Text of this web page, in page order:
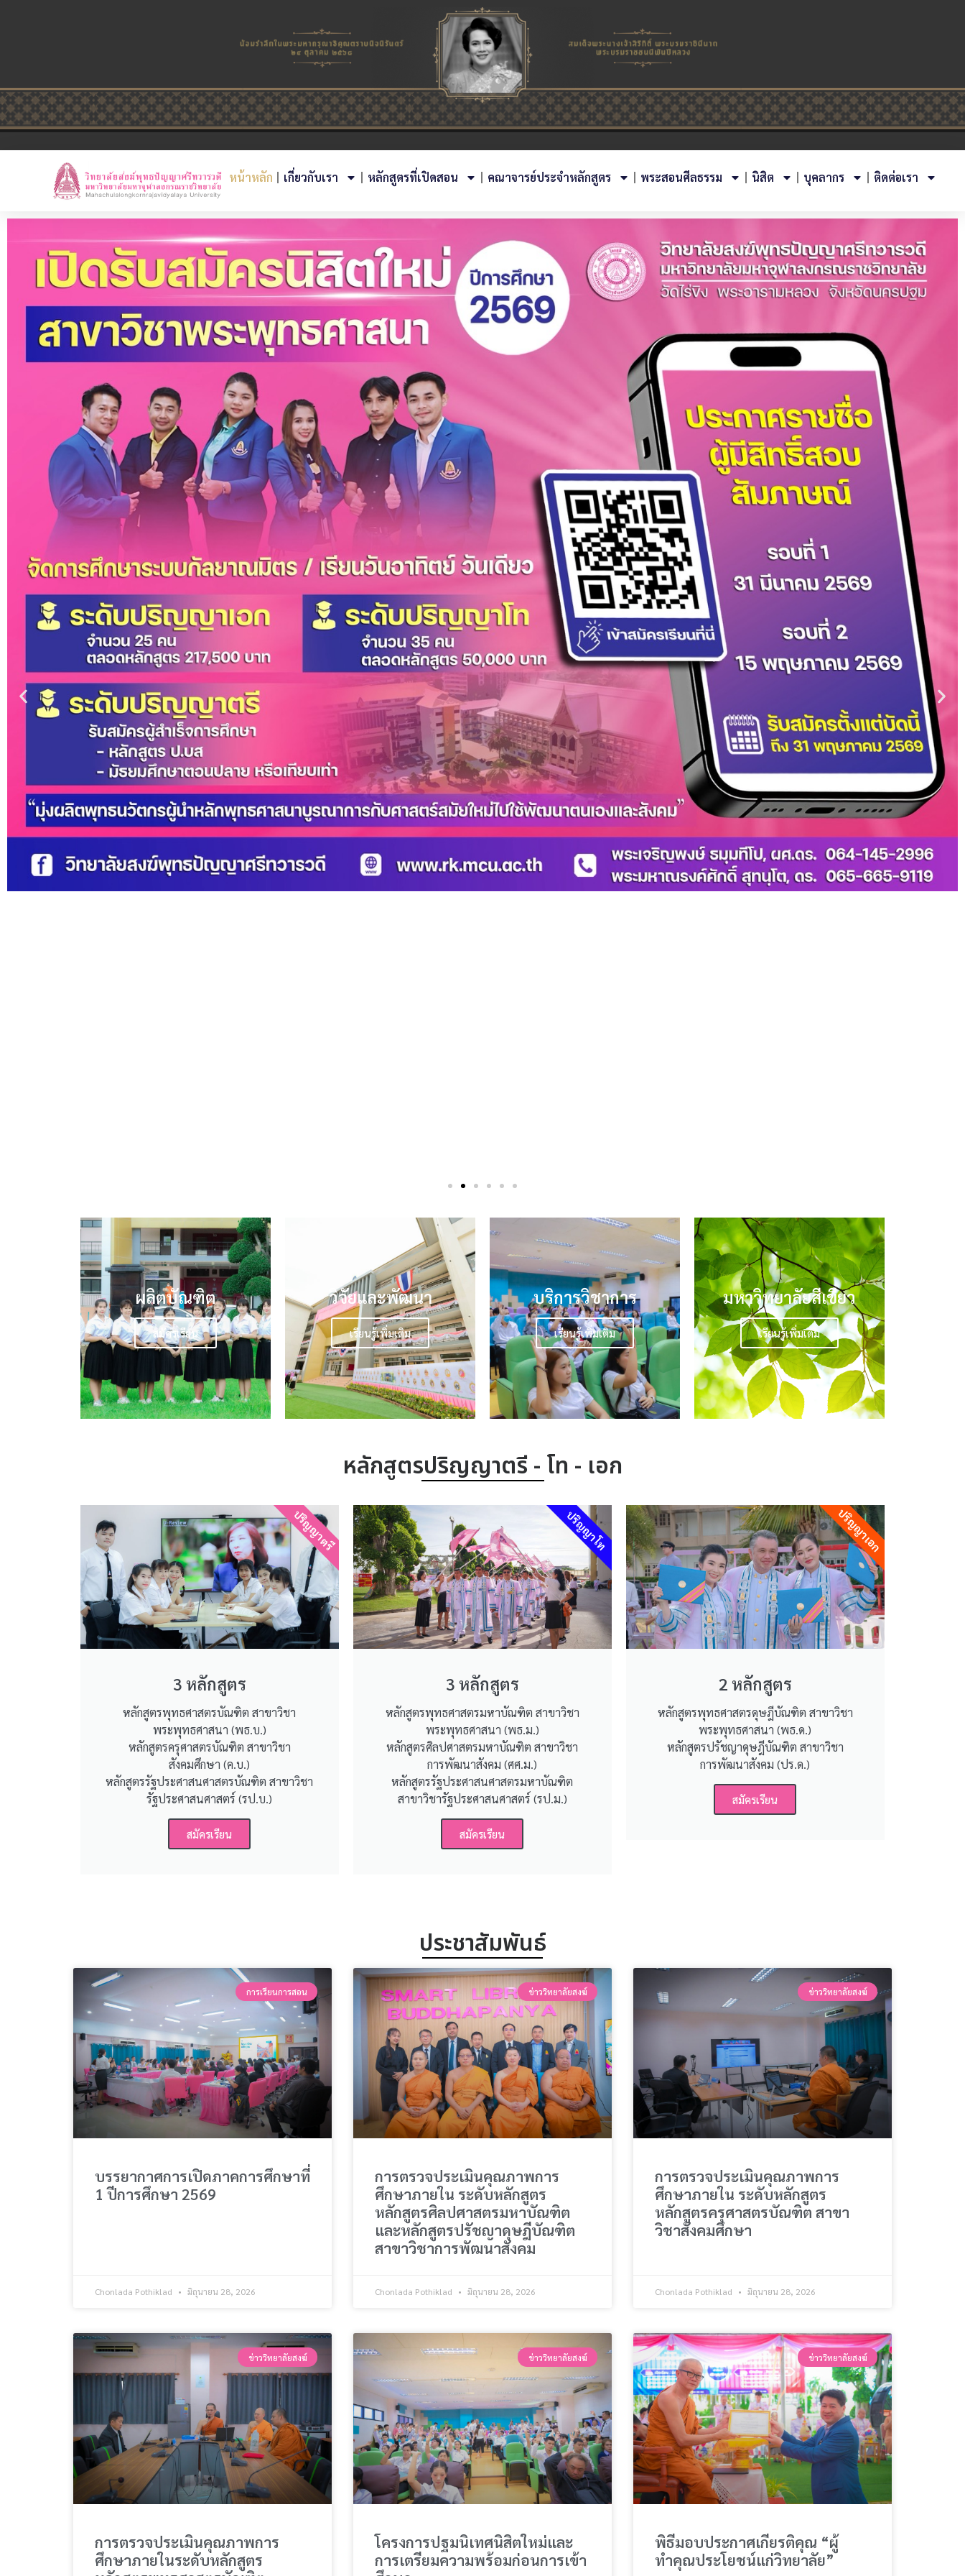
หน้าหลัก เกี่ยวกับเรา หลักสูตรที่เปิดสอน คณาจารย์ประจำหลักสูตร พระสอนศีลธรรม นิสิต บุคลากร ติดต่อเรา
ผลิตบัณฑิต
สมัครเรียน
วิจัยและพัฒนา
เรียนรู้เพิ่มเติม
บริการวิชาการ
เรียนรู้เพิ่มเติม
มหาวิทยาลัยสีเขียว
เรียนรู้เพิ่มเติม
หลักสูตรปริญญาตรี - โท - เอก
3 หลักสูตร
หลักสูตรพุทธศาสตรบัณฑิต สาขาวิชา
พระพุทธศาสนา (พธ.บ.)
หลักสูตรครุศาสตรบัณฑิต สาขาวิชา
สังคมศึกษา (ค.บ.)
หลักสูตรรัฐประศาสนศาสตรบัณฑิต สาขาวิชา
รัฐประศาสนศาสตร์ (รป.บ.)
สมัครเรียน
ปริญญาตรี
3 หลักสูตร
หลักสูตรพุทธศาสตรมหาบัณฑิต สาขาวิชา
พระพุทธศาสนา (พธ.ม.)
หลักสูตรศิลปศาสตรมหาบัณฑิต สาขาวิชา
การพัฒนาสังคม (ศศ.ม.)
หลักสูตรรัฐประศาสนศาสตรมหาบัณฑิต
สาขาวิชารัฐประศาสนศาสตร์ (รป.ม.)
สมัครเรียน
ปริญญาโท
2 หลักสูตร
หลักสูตรพุทธศาสตรดุษฎีบัณฑิต สาขาวิชา
พระพุทธศาสนา (พธ.ด.)
หลักสูตรปรัชญาดุษฎีบัณฑิต สาขาวิชา
การพัฒนาสังคม (ปร.ด.)
สมัครเรียน
ปริญญาเอก
ประชาสัมพันธ์
การเรียนการสอน
บรรยากาศการเปิดภาคการศึกษาที่
1 ปีการศึกษา 2569
Chonlada Pothiklad มิถุนายน 28, 2026
ข่าววิทยาลัยสงฆ์
การตรวจประเมินคุณภาพการ
ศึกษาภายใน ระดับหลักสูตร
หลักสูตรศิลปศาสตรมหาบัณฑิต
และหลักสูตรปรัชญาดุษฎีบัณฑิต
สาขาวิชาการพัฒนาสังคม
Chonlada Pothiklad มิถุนายน 28, 2026
ข่าววิทยาลัยสงฆ์
การตรวจประเมินคุณภาพการ
ศึกษาภายใน ระดับหลักสูตร
หลักสูตรครุศาสตรบัณฑิต สาขา
วิชาสังคมศึกษา
Chonlada Pothiklad มิถุนายน 28, 2026
ข่าววิทยาลัยสงฆ์
การตรวจประเมินคุณภาพการ
ศึกษาภายในระดับหลักสูตร
ข่าววิทยาลัยสงฆ์
โครงการปฐมนิเทศนิสิตใหม่และ
การเตรียมความพร้อมก่อนการเข้า
ข่าววิทยาลัยสงฆ์
พิธีมอบประกาศเกียรติคุณ “ผู้
ทำคุณประโยชน์แก่วิทยาลัย”